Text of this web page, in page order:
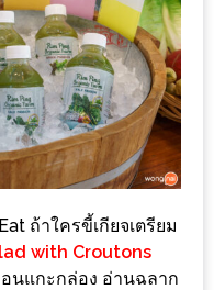
ถ้าใครขี้เกียจเตรียม
with Croutons
นแกะกล่อง อ่านฉลาก